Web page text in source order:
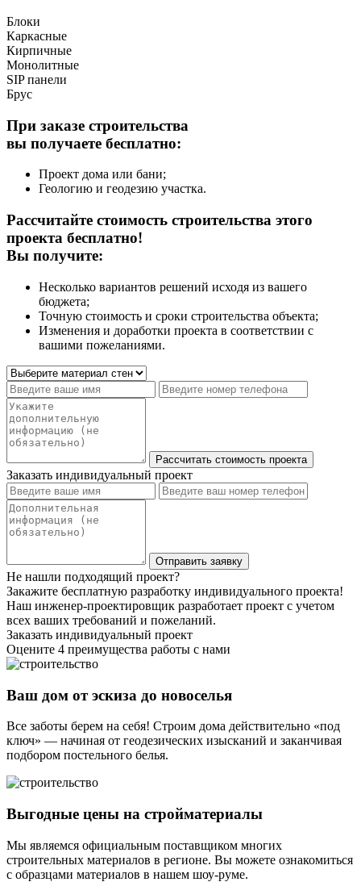
Блоки
Каркасные
Кирпичные
Монолитные
SIP панели
Брус
При заказе строительства
вы получаете бесплатно:
Проект дома или бани;
Геологию и геодезию участка.
Рассчитайте стоимость строительства этого
проекта бесплатно!
Вы получите:
Несколько вариантов решений исходя из вашего
бюджета;
Точную стоимость и сроки строительства объекта;
Изменения и доработки проекта в соответствии с
вашими пожеланиями.
Заказать индивидуальный проект
Не нашли подходящий проект?
Закажите бесплатную разработку индивидуального проекта!
Наш инженер-проектировщик разработает проект с учетом
всех ваших требований и пожеланий.
Заказать индивидуальный проект
Оцените 4 преимущества работы с нами
Ваш дом от эскиза до новоселья
Все заботы берем на себя! Строим дома действительно «под
ключ» — начиная от геодезических изысканий и заканчивая
подбором постельного белья.
Выгодные цены на стройматериалы
Мы являемся официальным поставщиком многих
строительных материалов в регионе. Вы можете ознакомиться
с образцами материалов в нашем шоу-руме.